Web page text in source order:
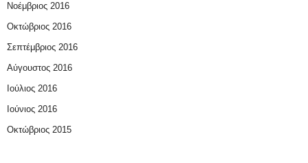
Νοέμβριος 2016
Οκτώβριος 2016
Σεπτέμβριος 2016
Αύγουστος 2016
Ιούλιος 2016
Ιούνιος 2016
Οκτώβριος 2015